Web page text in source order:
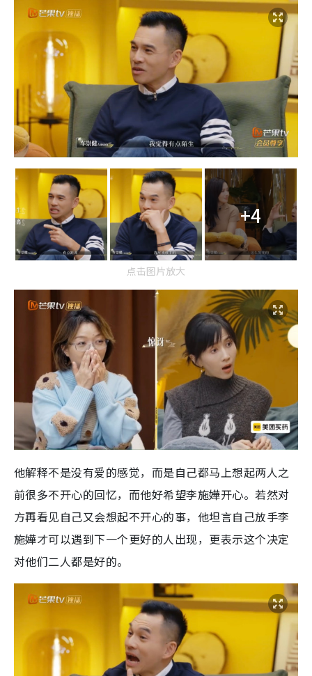
+4
点击图片放大
他解释不是没有爱的感觉，而是自己都马上想起两人之
前很多不开心的回忆，而他好希望李施嬅开心。若然对
方再看见自己又会想起不开心的事，他坦言自己放手李
施嬅才可以遇到下一个更好的人出现，更表示这个决定
对他们二人都是好的。